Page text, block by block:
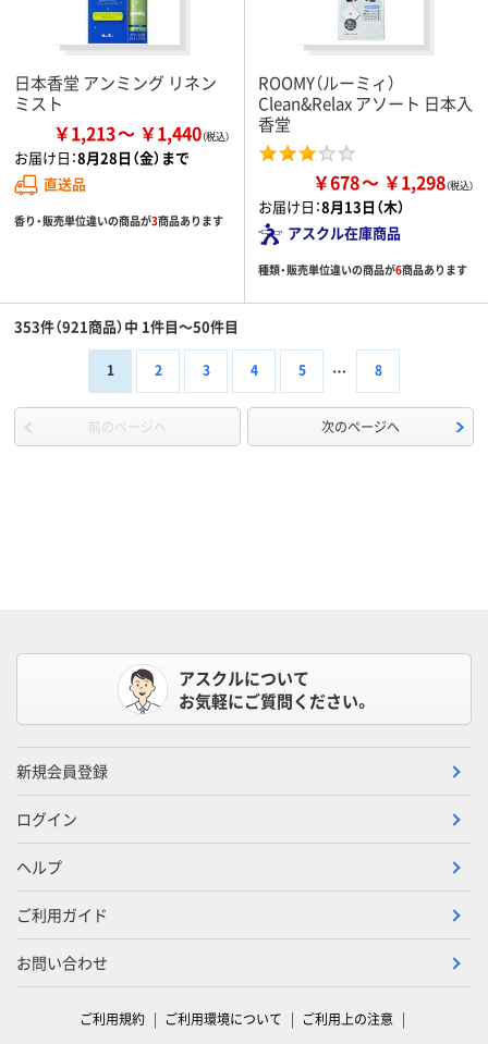
日本香堂 アンミング リネン
ミスト
￥1,213 ￥1,440
お届け日：8月28日（金）まで
直送品
香り・販売単位違いの商品が3商品あります
ROOMY（ルーミィ）
Clean&Relax アソート 日本入
香堂
￥678 ￥1,298
お届け日：8月13日（木）
アスクル在庫商品
種類・販売単位違いの商品が6商品あります
353件（921商品）中 1件目～50件目
1 2 3 4 5 8
前のページへ 次のページへ
アスクルについて
お気軽にご質問ください。
新規会員登録
ログイン
ヘルプ
ご利用ガイド
お問い合わせ
ご利用規約 ご利用環境について
ご利用上の注意